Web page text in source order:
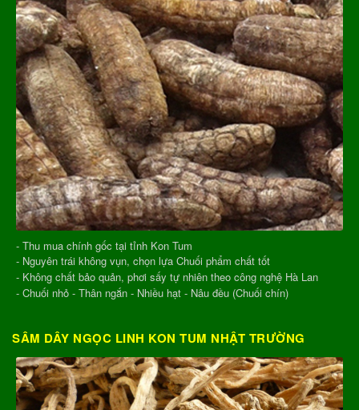
- Thu mua chính gốc tại tỉnh Kon Tum
- Nguyên trái không vụn, chọn lựa Chuối phẩm chất tốt
- Không chất bảo quản, phơi sấy tự nhiên theo công nghệ Hà Lan
- Chuối nhỏ - Thân ngắn - Nhiều hạt - Nâu đều (Chuối chín)
SÂM DÂY NGỌC LINH KON TUM NHẬT TRƯỜNG